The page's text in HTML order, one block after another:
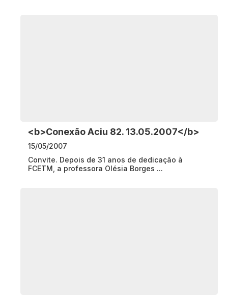
<b>Conexão Aciu 82. 13.05.2007</b>
15/05/2007
Convite. Depois de 31 anos de dedicação à
FCETM, a professora Olésia Borges ...